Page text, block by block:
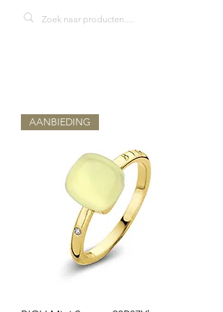
AANBIEDING